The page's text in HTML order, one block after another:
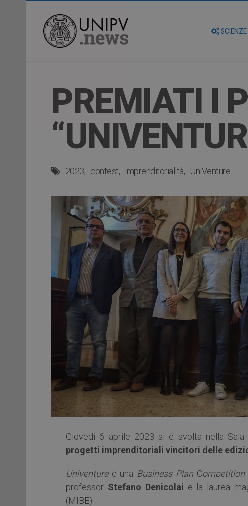
SCIENZE
PREMIATI I
2023 contest imprenditorialità UniVenture
Giovedì 6 aprile 2023 si è svolta nella Sala
progetti imprenditoriali vincitori delle
Univentureè una Business PlanCompetition
professor Stefano Denicolai e la laurea
(MIBE).